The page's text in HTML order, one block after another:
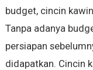
budget, cincin
Tanpa adanya
persiapan
didapatkan. Cincin